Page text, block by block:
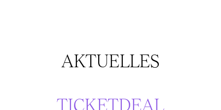
AKTUELLES
TICKETDEAL